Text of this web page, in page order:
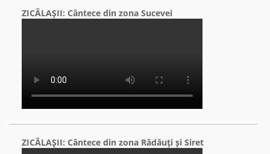
ZICĂLAŞII: Cântece din zona Sucevei
ZICĂLAŞII: Cântece din zona Rădăuţi şi Siret